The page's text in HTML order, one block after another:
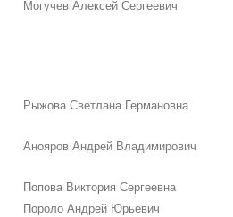
Могучев Алексей Сергеевич
Рыжова Светлана Германовна
Анояров Андрей Владимирович
Попова Виктория Сергеевна
Пороло Андрей Юрьевич